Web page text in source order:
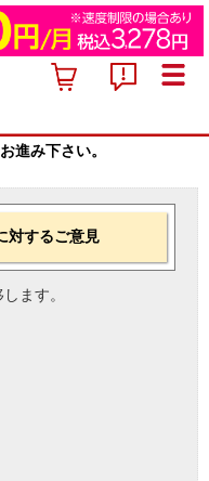
進み下さい。
対するご意見
ます。